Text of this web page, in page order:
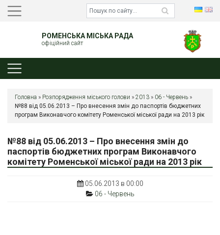
РОМЕНСЬКА МІСЬКА РАДА
офіційний сайт
Головна » Розпорядження міського голови » 2013 » 06 - Червень »
№88 від 05.06.2013 – Про внесення змін до паспортів бюджетних
програм Виконавчого комітету Роменської міської ради на 2013 рік
№88 від 05.06.2013 – Про внесення змін до
паспортів бюджетних програм Виконавчого
комітету Роменської міської ради на 2013 рік
05.06.2013 в 00:00
06 - Червень